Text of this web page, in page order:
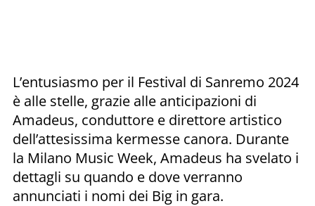
L’entusiasmo per il Festival di Sanremo 2024
è alle stelle, grazie alle anticipazioni di
Amadeus, conduttore e direttore artistico
dell’attesissima kermesse canora. Durante
la Milano Music Week, Amadeus ha svelato i
dettagli su quando e dove verranno
annunciati i nomi dei Big in gara.